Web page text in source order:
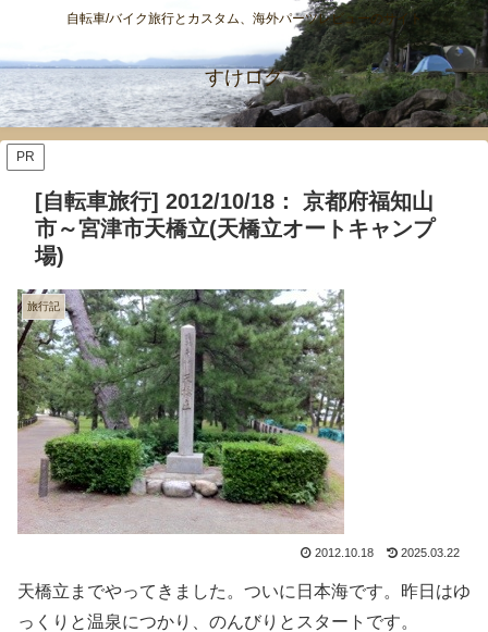
自転車/バイク旅行とカスタム、海外パーツレビューのサイト
すけログ
PR
[自転車旅行] 2012/10/18： 京都府福知山
市～宮津市天橋立(天橋立オートキャンプ
場)
旅行記
2012.10.18 2025.03.22
天橋立までやってきました。ついに日本海です。昨日はゆ
っくりと温泉につかり、のんびりとスタートです。